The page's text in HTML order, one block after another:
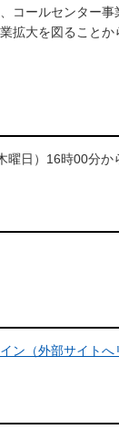
コールセンター
拡大を図ること
曜日）16時00分か
ン（外部サイトへ